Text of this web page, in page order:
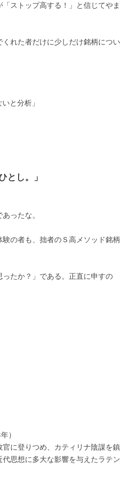
ストップ高する！」と信じてやま
れた者だけに少しだけ銘柄につい
と分析」
とし。」
ったな。
の者も、拙者のＳ高メソッド銘柄
たか？」である。正直に申すの
）
に登りつめ、カティリナ陰謀を鎮
思想に多大な影響を与えたラテン